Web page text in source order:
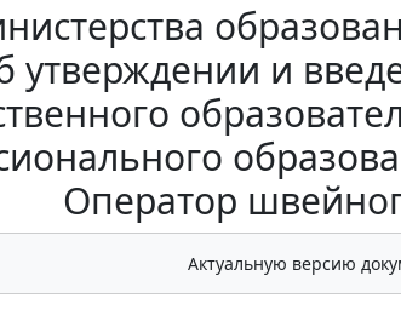
и
Оператор
Актуальную версию